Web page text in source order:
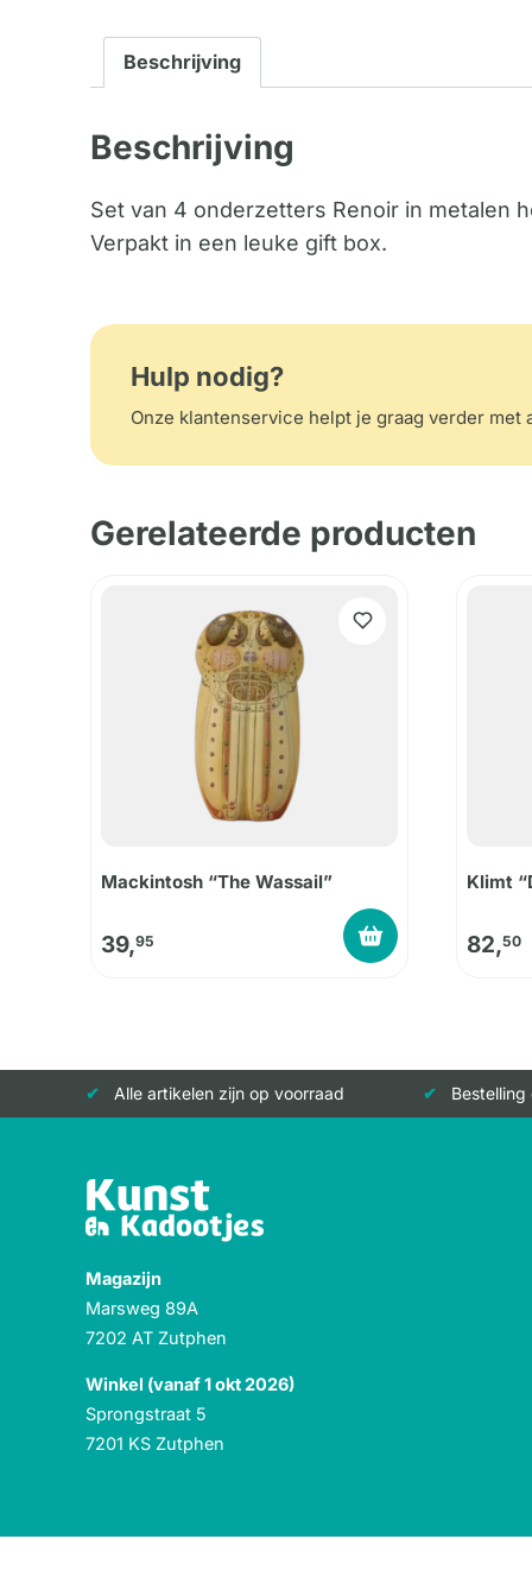
Beschrijving
Beschrijving
Set van 4 onderzetters Renoir in metalen
Verpakt in een leuke gift box.
Hulp nodig?
Onze klantenservice helpt je graag verder met
Gerelateerde producten
Mackintosh “The Wassail”
39,95
Klimt
82,50
Alle artikelen zijn op voorraad
Magazijn
Marsweg 89A
7202 AT Zutphen
Winkel (vanaf 1 okt 2026)
Sprongstraat 5
7201 KS Zutphen